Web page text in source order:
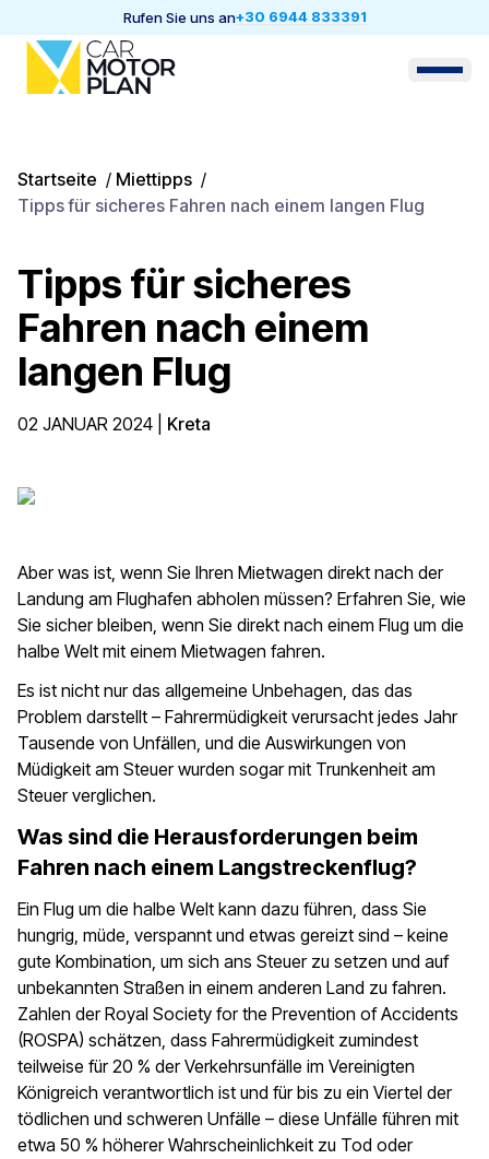
Rufen Sie uns an+30 6944 833391
Startseite / Miettipps /
Tipps für sicheres Fahren nach einem langen Flug
Tipps für sicheres
Fahren nach einem
langen Flug
02 JANUAR 2024 Kreta
Aber was ist, wenn Sie Ihren Mietwagen direkt nach der
Landung am Flughafen abholen müssen? Erfahren Sie, wie
Sie sicher bleiben, wenn Sie direkt nach einem Flug um die
halbe Welt mit einem Mietwagen fahren.
Es ist nicht nur das allgemeine Unbehagen, das das
Problem darstellt – Fahrermüdigkeit verursacht jedes Jahr
Tausende von Unfällen, und die Auswirkungen von
Müdigkeit am Steuer wurden sogar mit Trunkenheit am
Steuer verglichen.
Was sind die Herausforderungen beim
Fahren nach einem Langstreckenflug?
Ein Flug um die halbe Welt kann dazu führen, dass Sie
hungrig, müde, verspannt und etwas gereizt sind – keine
gute Kombination, um sich ans Steuer zu setzen und auf
unbekannten Straßen in einem anderen Land zu fahren.
Zahlen der Royal Society for the Prevention of Accidents
(ROSPA) schätzen, dass Fahrermüdigkeit zumindest
teilweise für 20 % der Verkehrsunfälle im Vereinigten
Königreich verantwortlich ist und für bis zu ein Viertel der
tödlichen und schweren Unfälle – diese Unfälle führen mit
etwa 50 % höherer Wahrscheinlichkeit zu Tod oder